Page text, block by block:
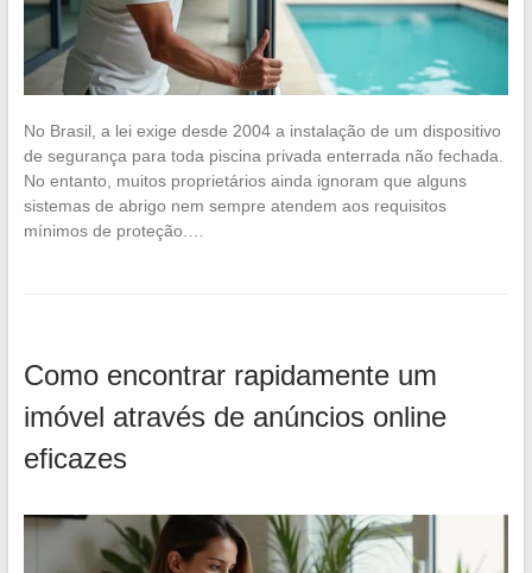
No Brasil, a lei exige desde 2004 a instalação de um dispositivo
de segurança para toda piscina privada enterrada não fechada.
No entanto, muitos proprietários ainda ignoram que alguns
sistemas de abrigo nem sempre atendem aos requisitos
mínimos de proteção.…
Como encontrar rapidamente um
imóvel através de anúncios online
eficazes